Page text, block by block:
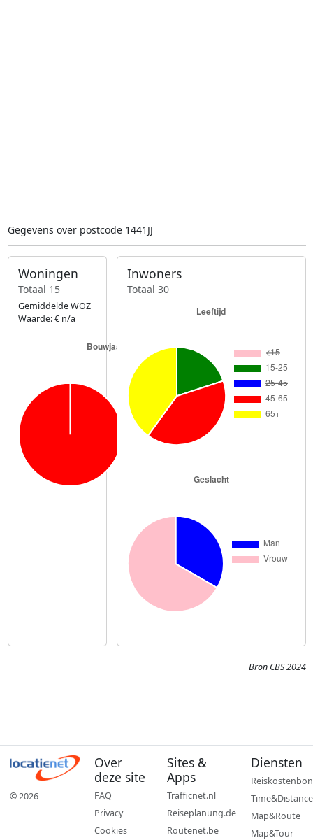
Gegevens over postcode 1441JJ
Woningen
Totaal 15
Gemiddelde WOZ
Waarde: € n/a
Inwoners
Totaal 30
Bron CBS 2024
© 2026
Over
deze site
FAQ
Privacy
Cookies
Sites &
Apps
Trafficnet.nl
Reiseplanung.de
Routenet.be
Diensten
Reiskostenbon
Time&Distance
Map&Route
Map&Tour